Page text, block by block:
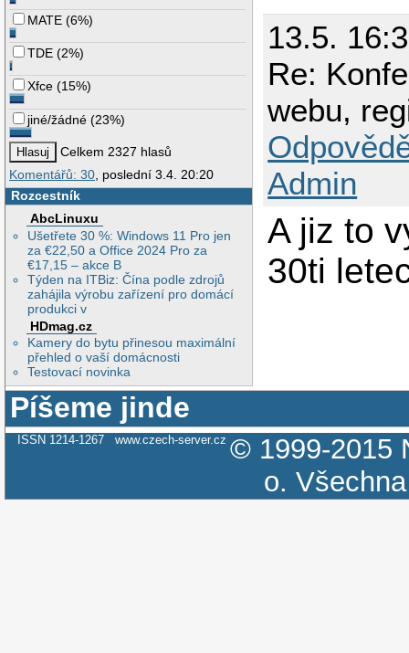
MATE (6%)
TDE (2%)
Xfce (15%)
jiné/žádné (23%)
Celkem 2327 hlasů
Komentářů: 30, poslední 3.4. 20:20
Rozcestník
AbcLinuxu
Ušetřete 30 %: Windows 11 Pro jen
za €22,50 a Office 2024 Pro za
€17,15 – akce B
Týden na ITBiz: Čína podle zdrojů
zahájila výrobu zařízení pro domácí
produkci v
HDmag.cz
Kamery do bytu přinesou maximální
přehled o vaší domácnosti
Testovací novinka
13.5.
Re:
webu,
Admin
A jiz to
30ti
Píšeme jinde
ISSN 1214-1267 www.czech-server.cz © 1999-2015
o.